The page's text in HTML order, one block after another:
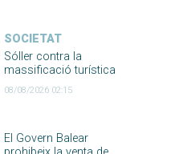
SOCIETAT
Sóller contra la
massificació turística
08/08/2026 02:15
El Govern Balear